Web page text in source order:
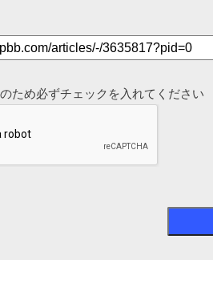
ため必ずチェックを入れてください